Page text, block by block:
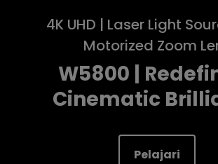
4K UHD | Laser Light
Motorized Zoom
W5800 |
Cinematic
Pelajari